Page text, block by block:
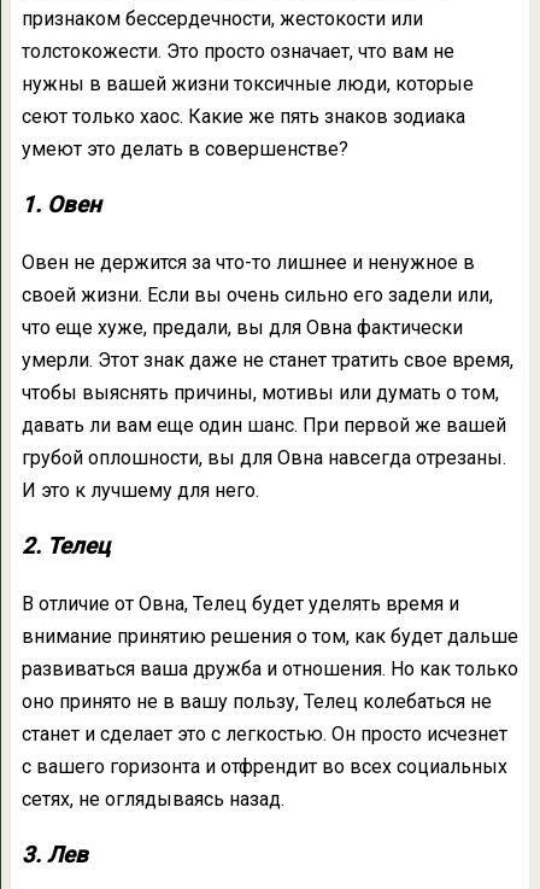
признаком бессердечности, жестокости или
толстокожести. Это просто означает, что вам не
нужны в вашей жизни токсичные люди, которые
сеют только хаос. Какие же пять знаков зодиака
умеют это делать в совершенстве?
1. Овен
Овен не держится за что-то лишнее и ненужное в
своей жизни. Если вы очень сильно его задели или,
что еще хуже, предали, вы для Овна фактически
умерли. Этот знак даже не станет тратить свое время,
чтобы выяснять причины, мотивы или думать о том,
давать ли вам еще один шанс. При первой же вашей
грубой оплошности, вы для Овна навсегда отрезаны.
И это к лучшему для него.
2. Телец
В отличие от Овна, Телец будет уделять время и
внимание принятию решения о том, как будет дальше
развиваться ваша дружба и отношения. Но как только
оно принято не в вашу пользу, Телец колебаться не
станет и сделает это с легкостью. Он просто исчезнет
с вашего горизонта и отфрендит во всех социальных
сетях, не оглядываясь назад.
3. Лев